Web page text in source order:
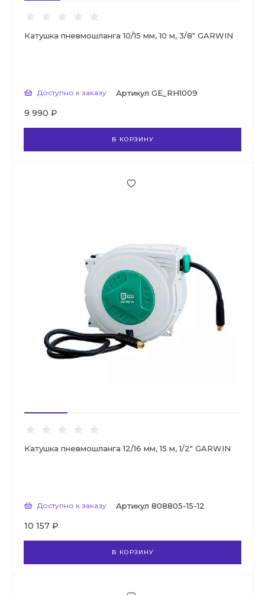
Катушка пневмошланга 10/15 мм, 10 м, 3/8" GARWIN
Доступно к заказу Артикул GE_RH1009
9 990 ₽
В КОРЗИНУ
Катушка пневмошланга 12/16 мм, 15 м, 1/2" GARWIN
Доступно к заказу Артикул 808805-15-12
10 157 ₽
В КОРЗИНУ